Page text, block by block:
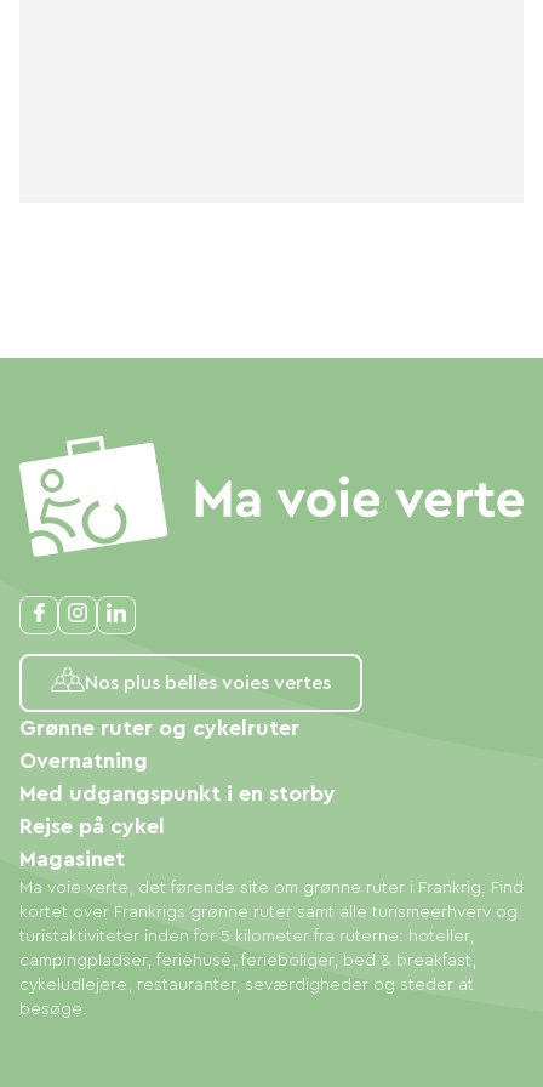
Nos plus belles voies vertes
Ma voie verte, det førende site om grønne ruter i Frankrig. Find
kortet over Frankrigs grønne ruter samt alle turismeerhverv og
turistaktiviteter inden for 5 kilometer fra ruterne: hoteller,
campingpladser, feriehuse, ferieboliger, bed & breakfast,
cykeludlejere, restauranter, seværdigheder og steder at
besøge.
Grønne ruter og cykelruter
Overnatning
Med udgangspunkt i en storby
Rejse på cykel
Magasinet